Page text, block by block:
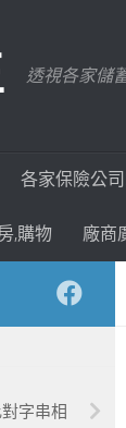
透視各家儲
各家保險公
,購物 廠商
字串相